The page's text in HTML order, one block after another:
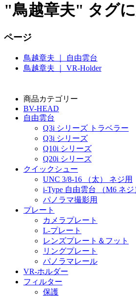
"鳥越章夫" タグ
ページ
鳥越章夫 ｜ 自由雲台
鳥越章夫 ｜ VR-Holder
商品カテゴリー
BV-HEAD
自由雲台
Q3i シリーズ トラベラー
Q3i シリーズ
Q10i シリーズ
Q20i シリーズ
クイックシュー
UNC 3/8-16 （太） ネジ用
i-Type 自由雲台 （M6 ネジ
パノラマ撮影用
プレート
カメラプレート
L-プレート
レンズプレート＆フット
リングプレート
パノラマレール
VR-ホルダー
フィルター
保護